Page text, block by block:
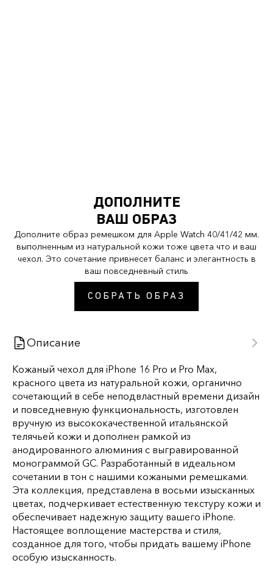
ДОПОЛНИТЕ
ВАШ ОБРАЗ
Дополните образ ремешком для Apple Watch 40/41/42 мм.
выполненным из натуральной кожи тоже цвета что и ваш
чехол. Это сочетание привнесет баланс и элегантность в
ваш повседневный стиль
СОБРАТЬ ОБРАЗ
Описание
Кожаный чехол для iPhone 16 Pro и Pro Max,
красного цвета из натуральной кожи, органично
сочетающий в себе неподвластный времени дизайн
и повседневную функциональность, изготовлен
вручную из высококачественной итальянской
телячьей кожи и дополнен рамкой из
анодированного алюминия с выгравированной
монограммой GC. Разработанный в идеальном
сочетании в тон с нашими кожаными ремешками.
Эта коллекция, представлена в восьми изысканных
цветах, подчеркивает естественную текстуру кожи и
обеспечивает надежную защиту вашего iPhone.
Настоящее воплощение мастерства и стиля,
созданное для того, чтобы придать вашему iPhone
особую изысканность.